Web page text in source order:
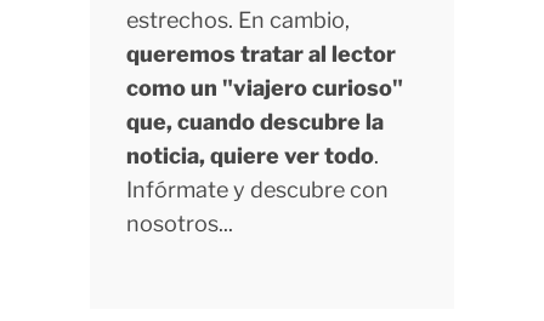
estrechos. En cambio,
queremos tratar al lector
como un "viajero curioso"
que, cuando descubre la
noticia, quiere ver todo.
Infórmate y descubre con
nosotros...